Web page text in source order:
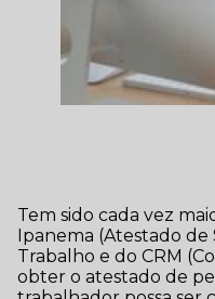
Tem sido cada vez
Ipanema (Atestado de
Trabalho e do CRM
obter o atestado de